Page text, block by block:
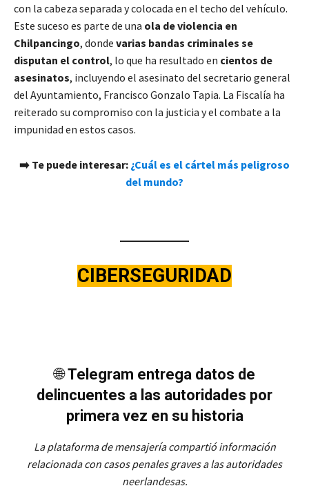
con la cabeza separada y colocada en el techo del vehículo.
Este suceso es parte de una ola de violencia en
Chilpancingo, donde varias bandas criminales se
disputan el control, lo que ha resultado en cientos de
asesinatos, incluyendo el asesinato del secretario general
del Ayuntamiento, Francisco Gonzalo Tapia. La Fiscalía ha
reiterado su compromiso con la justicia y el combate a la
impunidad en estos casos.
➡️ Te puede interesar: ¿Cuál es el cártel más peligroso
del mundo?
CIBERSEGURIDAD
🌐Telegram entrega datos de
delincuentes a las autoridades por
primera vez en su historia
La plataforma de mensajería compartió información
relacionada con casos penales graves a las autoridades
neerlandesas.